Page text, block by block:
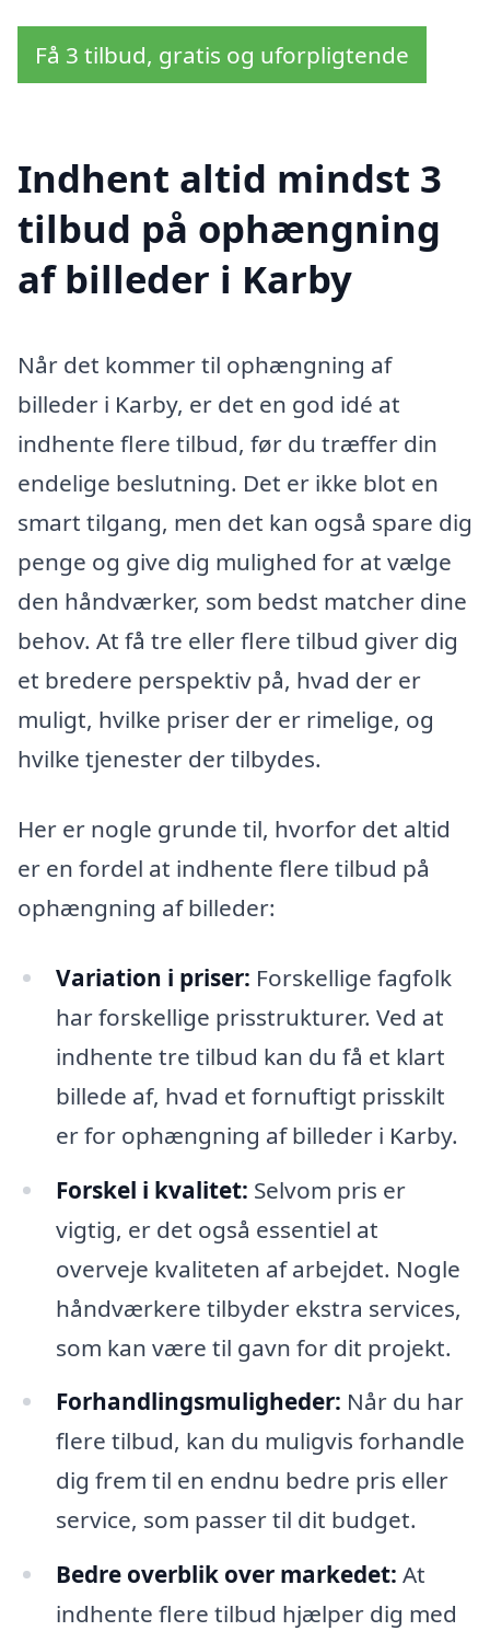
Få 3 tilbud, gratis og uforpligtende
Indhent altid mindst 3
tilbud på ophængning
af billeder i Karby
Når det kommer til ophængning af
billeder i Karby, er det en god idé at
indhente flere tilbud, før du træffer din
endelige beslutning. Det er ikke blot en
smart tilgang, men det kan også spare dig
penge og give dig mulighed for at vælge
den håndværker, som bedst matcher dine
behov. At få tre eller flere tilbud giver dig
et bredere perspektiv på, hvad der er
muligt, hvilke priser der er rimelige, og
hvilke tjenester der tilbydes.
Her er nogle grunde til, hvorfor det altid
er en fordel at indhente flere tilbud på
ophængning af billeder:
Variation i priser: Forskellige fagfolk
har forskellige prisstrukturer. Ved at
indhente tre tilbud kan du få et klart
billede af, hvad et fornuftigt prisskilt
er for ophængning af billeder i Karby.
Forskel i kvalitet: Selvom pris er
vigtig, er det også essentiel at
overveje kvaliteten af arbejdet. Nogle
håndværkere tilbyder ekstra services,
som kan være til gavn for dit projekt.
Forhandlingsmuligheder: Når du har
flere tilbud, kan du muligvis forhandle
dig frem til en endnu bedre pris eller
service, som passer til dit budget.
Bedre overblik over markedet: At
indhente flere tilbud hjælper dig med